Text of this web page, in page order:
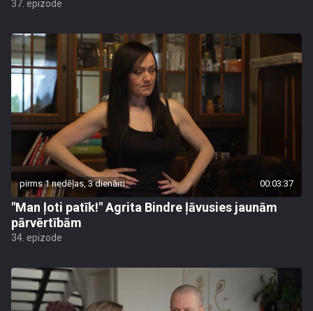
37. epizode
pirms 1 nedēļas, 3 dienām 00:03:37
"Man ļoti patīk!" Agrita Bindre ļāvusies jaunām
pārvērtībām
34. epizode